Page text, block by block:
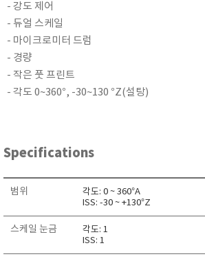
- 강도 제어
- 듀얼 스케일
- 마이크로미터 드럼
- 경량
- 작은 풋 프린트
- 각도 0~360°, -30~130 °Z(설탕)
Specifications
범위
각도: 0 ~ 360°A
ISS: -30 ~ +130°Z
스케일 눈금
각도: 1
ISS: 1